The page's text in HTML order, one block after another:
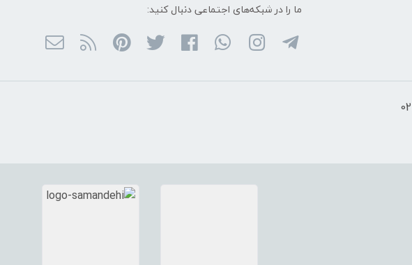
ما را در شبکه‌های اجتماعی دنبال کنید: